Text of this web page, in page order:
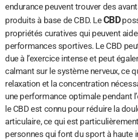
endurance peuvent trouver des
produits à base de CBD. LeCBD
propriétés curatives qui peuvent
performances sportives. Le CBD
due à l’exercice intense et peut
calmant sur le système nerveux, ce
relaxation et la concentration
une performance optimale pendant
le CBD est connu pour réduire la
articulaire, ce qui est
personnes qui font du sport à haute